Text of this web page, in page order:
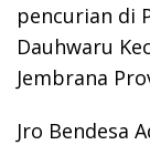
pencurian di
Dauhwaru
Jembrana
Jro Bendesa